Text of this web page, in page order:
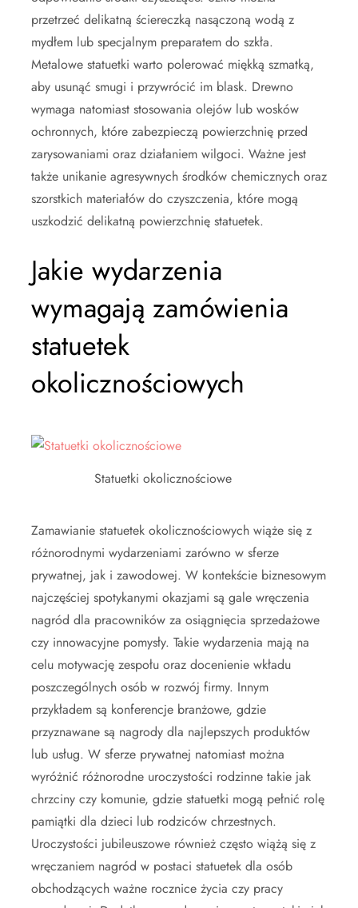
przetrzeć delikatną ściereczką nasączoną wodą z
mydłem lub specjalnym preparatem do szkła.
Metalowe statuetki warto polerować miękką szmatką,
aby usunąć smugi i przywrócić im blask. Drewno
wymaga natomiast stosowania olejów lub wosków
ochronnych, które zabezpieczą powierzchnię przed
zarysowaniami oraz działaniem wilgoci. Ważne jest
także unikanie agresywnych środków chemicznych oraz
szorstkich materiałów do czyszczenia, które mogą
uszkodzić delikatną powierzchnię statuetek.
Jakie wydarzenia
wymagają zamówienia
statuetek
okolicznościowych
Statuetki okolicznościowe
Zamawianie statuetek okolicznościowych wiąże się z
różnorodnymi wydarzeniami zarówno w sferze
prywatnej, jak i zawodowej. W kontekście biznesowym
najczęściej spotykanymi okazjami są gale wręczenia
nagród dla pracowników za osiągnięcia sprzedażowe
czy innowacyjne pomysły. Takie wydarzenia mają na
celu motywację zespołu oraz docenienie wkładu
poszczególnych osób w rozwój firmy. Innym
przykładem są konferencje branżowe, gdzie
przyznawane są nagrody dla najlepszych produktów
lub usług. W sferze prywatnej natomiast można
wyróżnić różnorodne uroczystości rodzinne takie jak
chrzciny czy komunie, gdzie statuetki mogą pełnić rolę
pamiątki dla dzieci lub rodziców chrzestnych.
Uroczystości jubileuszowe również często wiążą się z
wręczaniem nagród w postaci statuetek dla osób
obchodzących ważne rocznice życia czy pracy